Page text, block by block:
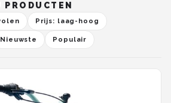
Prijs: laag-hoog
Nieuwste Populair